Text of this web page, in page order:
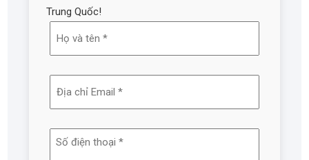
Trung Quốc!
tên
(Required)
email
(Required)
Số